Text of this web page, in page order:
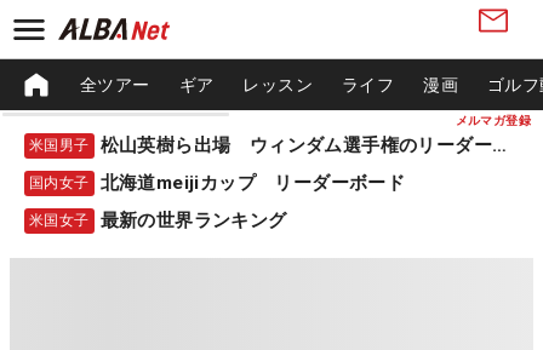
メルマガ登録
全ツアー ギア レッスン ライフ 漫画 ゴル
米国男子 松山英樹ら出場 ウィンダム選手権のリーダーボード
国内女子 北海道meijiカップ リーダーボード
米国女子 最新の世界ランキング